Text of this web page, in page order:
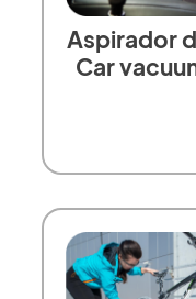
Aspirador
Car